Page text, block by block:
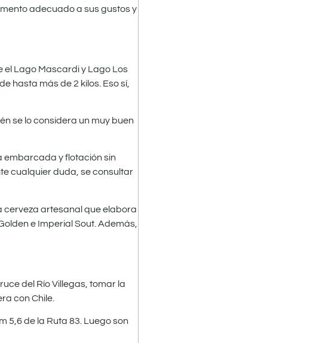
adecuado a sus gustos y
el Lago Mascardi y Lago Los
hasta más de 2 kilos. Eso sí,
se lo considera un muy buen
embarcada y flotación sin
cualquier duda, se consultar
cerveza artesanal que elabora
e Imperial Sout. Además,
del Río Villegas, tomar la
con Chile.
5,6 de la Ruta 83. Luego son